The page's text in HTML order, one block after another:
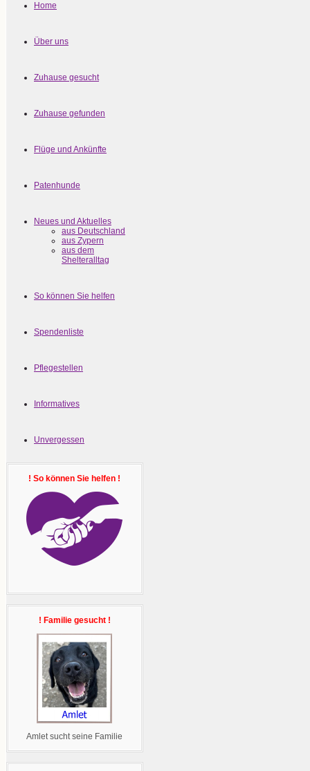
Home
Über uns
Zuhause gesucht
Zuhause gefunden
Flüge und Ankünfte
Patenhunde
Neues und Aktuelles
aus Deutschland
aus Zypern
aus dem
Shelteralltag
So können Sie helfen
Spendenliste
Pflegestellen
Informatives
Unvergessen
! So können Sie helfen !
! Familie gesucht !
Amlet sucht seine Familie